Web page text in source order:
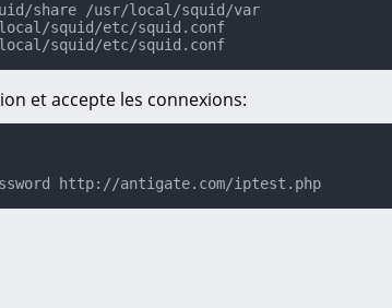
share /usr/local/squid/var
squid/etc/squid.conf
squid/etc/squid.conf
et accepte les connexions:
http://antigate.com/iptest.php